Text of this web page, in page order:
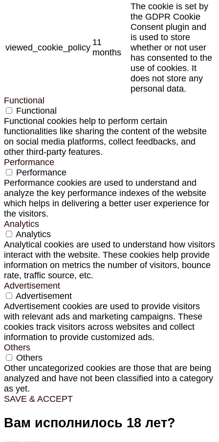
viewed_cookie_policy
11
months
The cookie is set by
the GDPR Cookie
Consent plugin and
is used to store
whether or not user
has consented to the
use of cookies. It
does not store any
personal data.
Functional
Functional
Functional cookies help to perform certain
functionalities like sharing the content of the website
on social media platforms, collect feedbacks, and
other third-party features.
Performance
Performance
Performance cookies are used to understand and
analyze the key performance indexes of the website
which helps in delivering a better user experience for
the visitors.
Analytics
Analytics
Analytical cookies are used to understand how visitors
interact with the website. These cookies help provide
information on metrics the number of visitors, bounce
rate, traffic source, etc.
Advertisement
Advertisement
Advertisement cookies are used to provide visitors
with relevant ads and marketing campaigns. These
cookies track visitors across websites and collect
information to provide customized ads.
Others
Others
Other uncategorized cookies are those that are being
analyzed and have not been classified into a category
as yet.
SAVE & ACCEPT
Вам исполнилось 18 лет?